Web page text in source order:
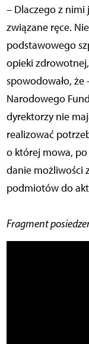
– Dlaczego z nimi
związane ręce.
podstawowego
opieki
spowodowało, że
Narodowego
dyrektorzy nie
realizować
o której mowa,
danie możliwości
podmiotów do
Fragment